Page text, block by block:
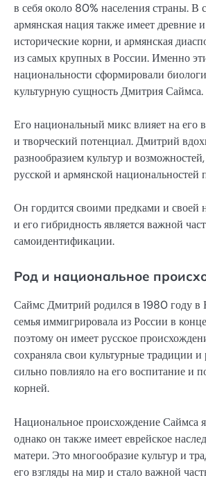
в себя около 80% населения страны. В
армянская нация также имеет древние
исторические корни, и армянская
из самых крупных в России. Именно
национальности сформировали
культурную сущность Дмитрия Саймса.
Его национальный микс влияет на его
и творческий потенциал. Дмитрий
разнообразием культур и
русской и армянской национальностей
Он гордится своими предками и своей
и его гибридность является важной
самоидентификации.
Род и национальное
Саймс Дмитрий родился в 1980 году
семья иммигрировала из России в
поэтому он имеет русское
сохраняла свои культурные традиции и
сильно повлияло на его воспитание и
корней.
Национальное происхождение Саймса
однако он также имеет еврейское
матери. Это многообразие культур и
его взгляды на мир и стало важной